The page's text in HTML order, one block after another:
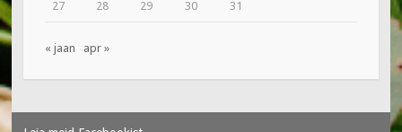
27 28 29 30 31
« jaan apr »